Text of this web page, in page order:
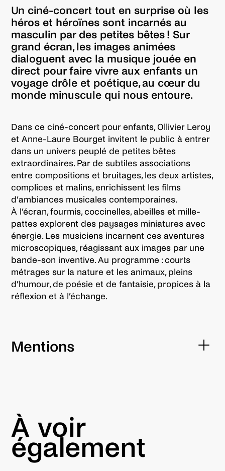
Un ciné-concert tout en surprise où les
héros et héroïnes sont incarnés au
masculin par des petites bêtes ! Sur
grand écran, les images animées
dialoguent avec la musique jouée en
direct pour faire vivre aux enfants un
voyage drôle et poétique, au cœur du
monde minuscule qui nous entoure.
Dans ce ciné-concert pour enfants, Ollivier Leroy
et Anne-Laure Bourget invitent le public à entrer
dans un univers peuplé de petites bêtes
extraordinaires. Par de subtiles associations
entre compositions et bruitages, les deux artistes,
complices et malins, enrichissent les films
d’ambiances musicales contemporaines.
À l’écran, fourmis, coccinelles, abeilles et mille-
pattes explorent des paysages miniatures avec
énergie. Les musiciens incarnent ces aventures
microscopiques, réagissant aux images par une
bande-son inventive. Au programme : courts
métrages sur la nature et les animaux, pleins
d’humour, de poésie et de fantaisie, propices à la
réflexion et à l’échange.
Mentions
avec La Carène – Scène de musiques actuelles,
Brest, Run Ar Puns – Châteaulin, Espace culturel
et événementiel ARTEMISIA – La Gacilly.
À voir
également